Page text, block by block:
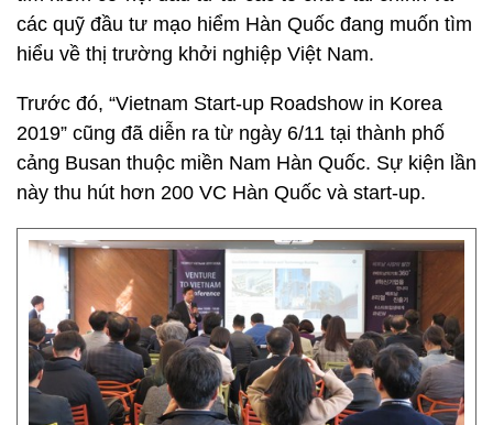
các quỹ đầu tư mạo hiểm Hàn Quốc đang muốn tìm
hiểu về thị trường khởi nghiệp Việt Nam.
Trước đó, “Vietnam Start-up Roadshow in Korea
2019” cũng đã diễn ra từ ngày 6/11 tại thành phố
cảng Busan thuộc miền Nam Hàn Quốc. Sự kiện lần
này thu hút hơn 200 VC Hàn Quốc và start-up.